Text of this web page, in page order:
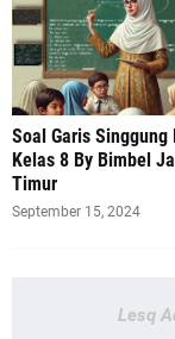
Soal Garis Singgung
Kelas 8 By Bimbel
Timur
September 15, 2024
Lesq